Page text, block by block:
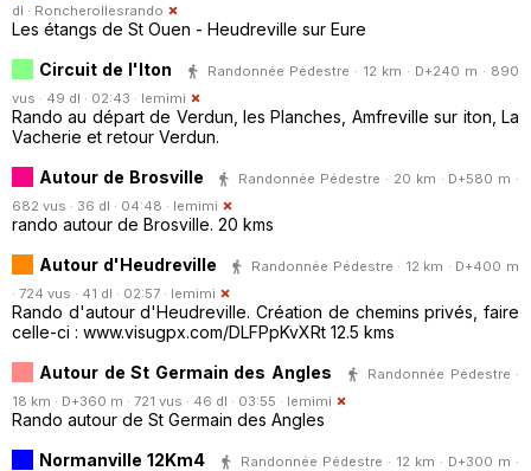
dl · Roncherollesrando
Les étangs de St Ouen - Heudreville sur Eure
Circuit de l'Iton
Randonnée Pédestre · 12 km · D+240 m · 890
vus · 49 dl · 02:43 · lemimi
Rando au départ de Verdun, les Planches, Amfreville sur iton, La
Vacherie et retour Verdun.
Autour de Brosville
Randonnée Pédestre · 20 km · D+580 m ·
682 vus · 36 dl · 04:48 · lemimi
rando autour de Brosville. 20 kms
Autour d'Heudreville
Randonnée Pédestre · 12 km · D+400 m
· 724 vus · 41 dl · 02:57 · lemimi
Rando d'autour d'Heudreville. Création de chemins privés, faire
celle-ci : www.visugpx.com/DLFPpKvXRt 12.5 kms
Autour de St Germain des Angles
Randonnée Pédestre ·
18 km · D+360 m · 721 vus · 46 dl · 03:55 · lemimi
Rando autour de St Germain des Angles
Normanville 12Km4
Randonnée Pédestre · 12 km · D+300 m ·